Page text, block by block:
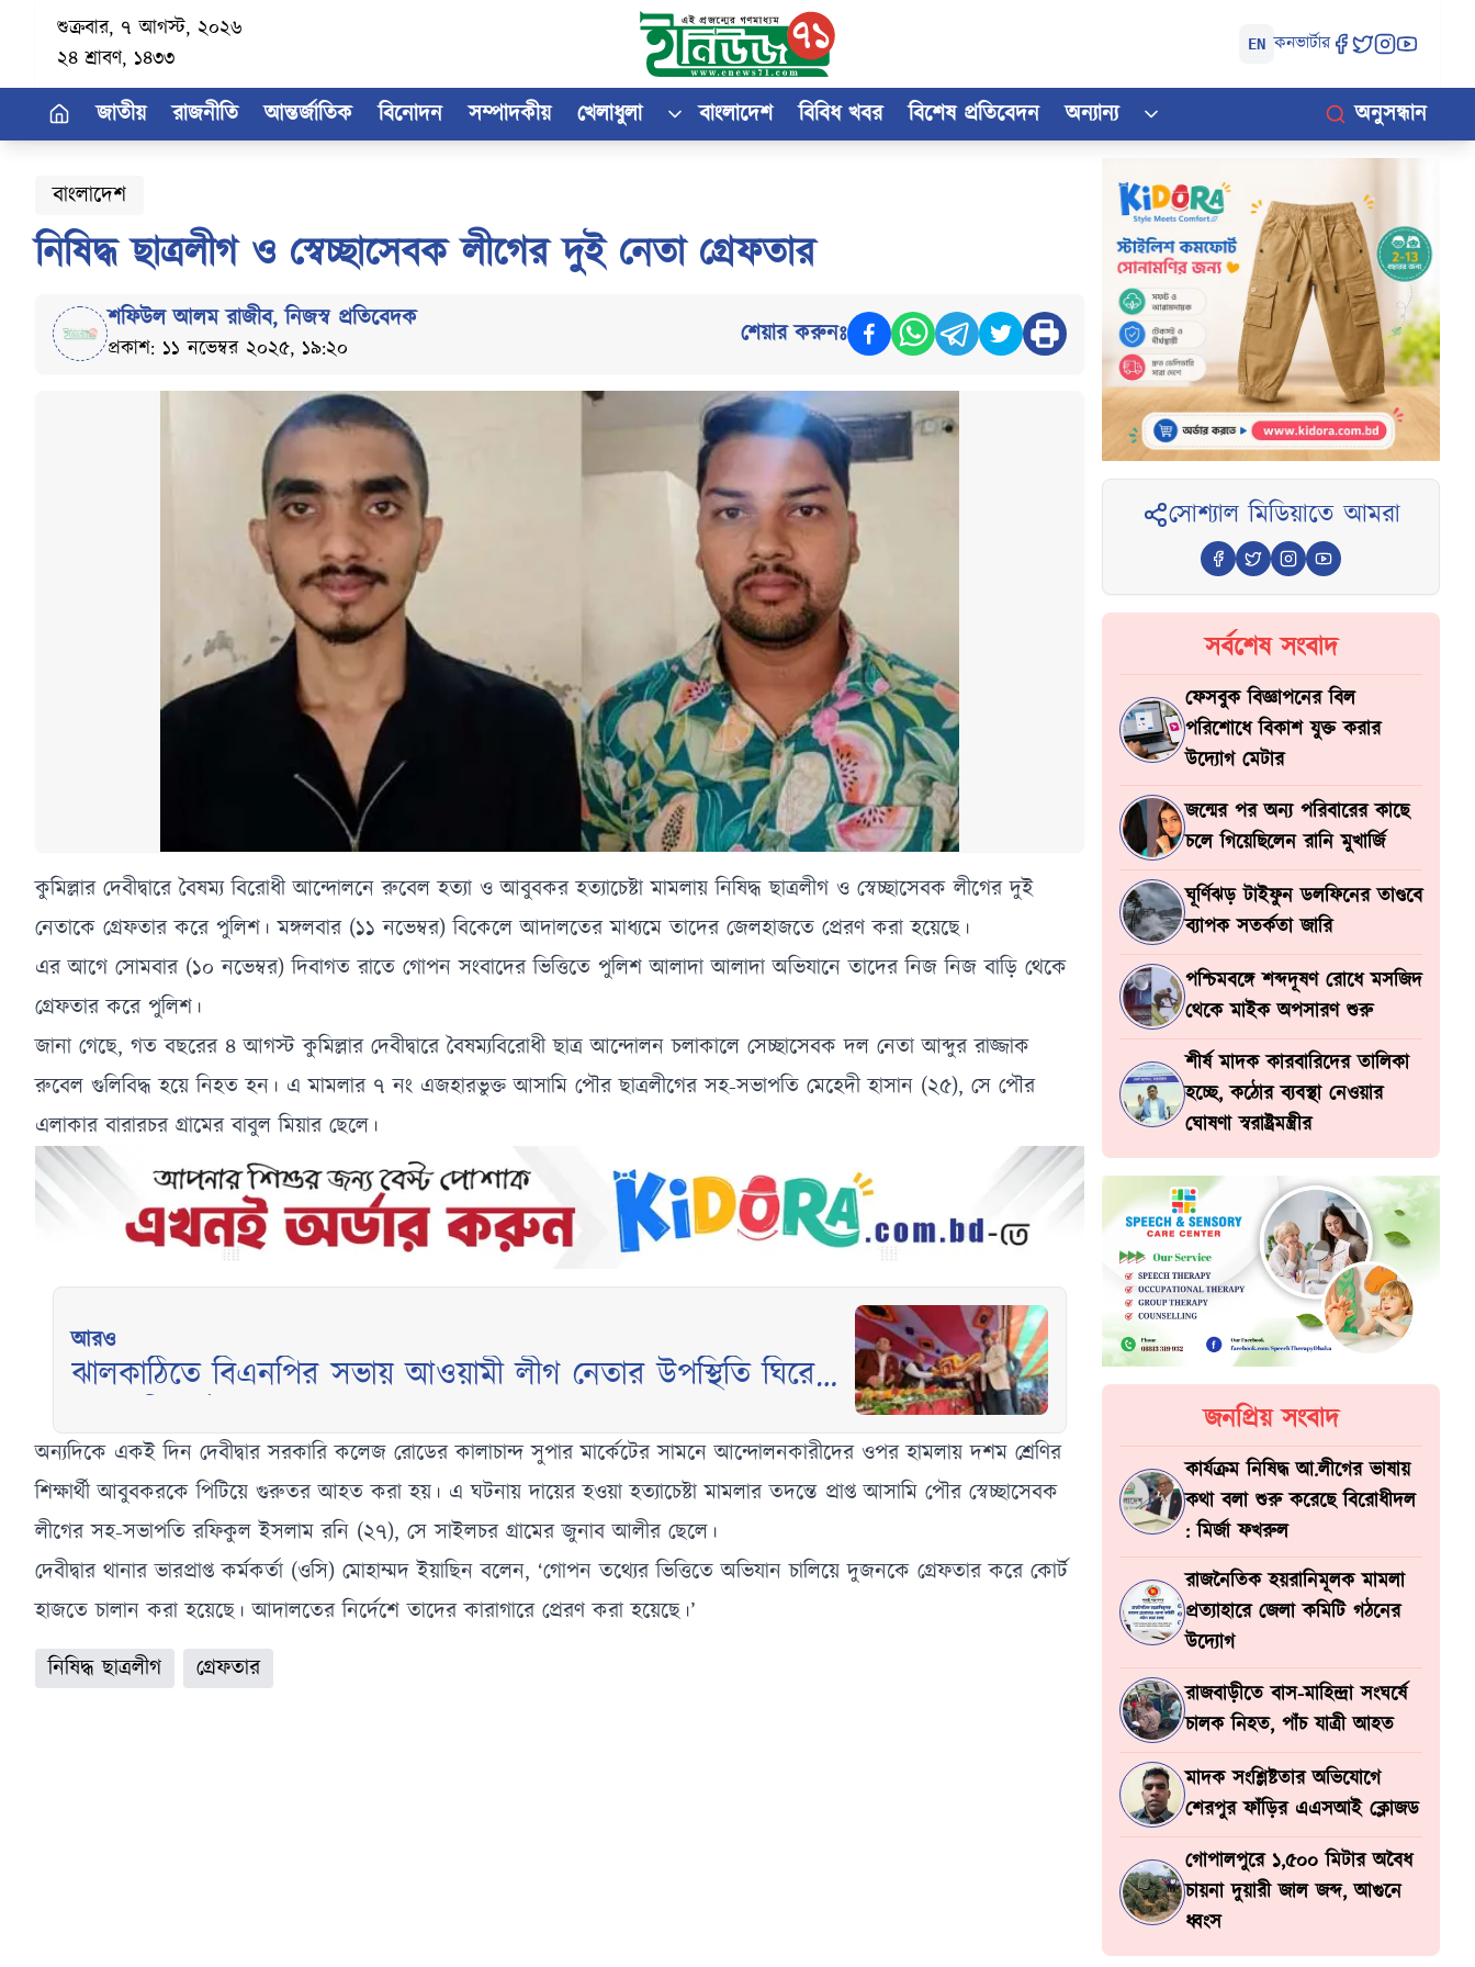
শুক্রবার, ৭ আগস্ট, ২০২৬
২৪ শ্রাবণ, ১৪৩৩
EN কনভার্টার
জাতীয় রাজনীতি আন্তর্জাতিক বিনোদন সম্পাদকীয় খেলাধুলা বাংলাদেশ বিবিধ খবর বিশেষ প্রতিবেদন অন্যান্য অনুসন্ধান
বাংলাদেশ
নিষিদ্ধ ছাত্রলীগ ও স্বেচ্ছাসেবক লীগের দুই নেতা গ্রেফতার
শফিউল আলম রাজীব,নিজস্ব প্রতিবেদক
প্রকাশ: ১১ নভেম্বর ২০২৫, ১৯:২০ শেয়ার করুনঃ
কুমিল্লার দেবীদ্বারে বৈষম্য বিরোধী আন্দোলনে রুবেল হত্যা ও আবুবকর হত্যাচেষ্টা মামলায় নিষিদ্ধ ছাত্রলীগ ও স্বেচ্ছাসেবক লীগের দুই
নেতাকে গ্রেফতার করে পুলিশ। মঙ্গলবার (১১ নভেম্বর) বিকেলে আদালতের মাধ্যমে তাদের জেলহাজতে প্রেরণ করা হয়েছে।
এর আগে সোমবার (১০ নভেম্বর) দিবাগত রাতে গোপন সংবাদের ভিত্তিতে পুলিশ আলাদা আলাদা অভিযানে তাদের নিজ নিজ বাড়ি থেকে
গ্রেফতার করে পুলিশ।
জানা গেছে, গত বছরের ৪ আগস্ট কুমিল্লার দেবীদ্বারে বৈষম্যবিরোধী ছাত্র আন্দোলন চলাকালে সেচ্ছাসেবক দল নেতা আব্দুর রাজ্জাক
রুবেল গুলিবিদ্ধ হয়ে নিহত হন। এ মামলার ৭ নং এজহারভুক্ত আসামি পৌর ছাত্রলীগের সহ-সভাপতি মেহেদী হাসান (২৫), সে পৌর
এলাকার বারারচর গ্রামের বাবুল মিয়ার ছেলে।
আরও
ঝালকাঠিতে বিএনপির সভায় আওয়ামী লীগ নেতার উপস্থিতি ঘিরে
অন্যদিকে একই দিন দেবীদ্বার সরকারি কলেজ রোডের কালাচান্দ সুপার মার্কেটের সামনে আন্দোলনকারীদের ওপর হামলায় দশম শ্রেণির
শিক্ষার্থী আবুবকরকে পিটিয়ে গুরুতর আহত করা হয়। এ ঘটনায় দায়ের হওয়া হত্যাচেষ্টা মামলার তদন্তে প্রাপ্ত আসামি পৌর স্বেচ্ছাসেবক
লীগের সহ-সভাপতি রফিকুল ইসলাম রনি (২৭), সে সাইলচর গ্রামের জুনাব আলীর ছেলে।
দেবীদ্বার থানার ভারপ্রাপ্ত কর্মকর্তা (ওসি) মোহাম্মদ ইয়াছিন বলেন, ‘গোপন তথ্যের ভিত্তিতে অভিযান চালিয়ে দুজনকে গ্রেফতার করে কোর্ট
হাজতে চালান করা হয়েছে। আদালতের নির্দেশে তাদের কারাগারে প্রেরণ করা হয়েছে।’
নিষিদ্ধ ছাত্রলীগ
গ্রেফতার
সোশ্যাল মিডিয়াতে আমরা
সর্বশেষ সংবাদ
ফেসবুক বিজ্ঞাপনের বিল
পরিশোধে বিকাশ যুক্ত করার
উদ্যোগ মেটার
জন্মের পর অন্য পরিবারের কাছে
চলে গিয়েছিলেন রানি মুখার্জি
ঘূর্ণিঝড় টাইফুন ডলফিনের তাণ্ডবে
ব্যাপক সতর্কতা জারি
পশ্চিমবঙ্গে শব্দদূষণ রোধে মসজিদ
থেকে মাইক অপসারণ শুরু
শীর্ষ মাদক কারবারিদের তালিকা
হচ্ছে, কঠোর ব্যবস্থা নেওয়ার
ঘোষণা স্বরাষ্ট্রমন্ত্রীর
জনপ্রিয় সংবাদ
কার্যক্রম নিষিদ্ধ আ.লীগের ভাষায়
কথা বলা শুরু করেছে বিরোধীদল
: মির্জা ফখরুল
রাজনৈতিক হয়রানিমূলক মামলা
প্রত্যাহারে জেলা কমিটি গঠনের
উদ্যোগ
রাজবাড়ীতে বাস-মাহিন্দ্রা সংঘর্ষে
চালক নিহত, পাঁচ যাত্রী আহত
মাদক সংশ্লিষ্টতার অভিযোগে
শেরপুর ফাঁড়ির এএসআই ক্লোজড
গোপালপুরে ১,৫০০ মিটার অবৈধ
চায়না দুয়ারী জাল জব্দ, আগুনে
ধ্বংস